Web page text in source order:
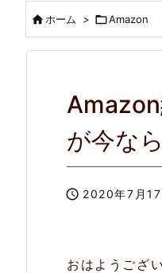
ホーム > Amazon
が今な
 2020年7月17
おはようござ